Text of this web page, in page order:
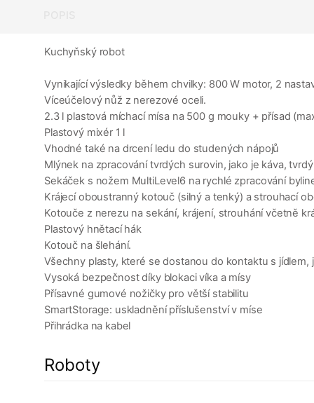
Kuchyňský robot
Vynikající výsledky během chvilky: 800 W motor, 2
Víceúčelový nůž z nerezové oceli.
2.3 l plastová míchací mísa na 500 g mouky + přísad
Plastový mixér 1 l
Vhodné také na drcení ledu do studených nápojů
Mlýnek na zpracování tvrdých surovin, jako je káva,
Sekáček s nožem MultiLevel6 na rychlé zpracování
Krájecí oboustranný kotouč (silný a tenký) a strouhací
Kotouče z nerezu na sekání, krájení, strouhání včetně
Plastový hnětací hák
Kotouč na šlehání.
Všechny plasty, které se dostanou do kontaktu s jídlem,
Vysoká bezpečnost díky blokaci víka a mísy
Přísavné gumové nožičky pro větší stabilitu
SmartStorage: uskladnění příslušenství v míse
Přihrádka na kabel
Roboty